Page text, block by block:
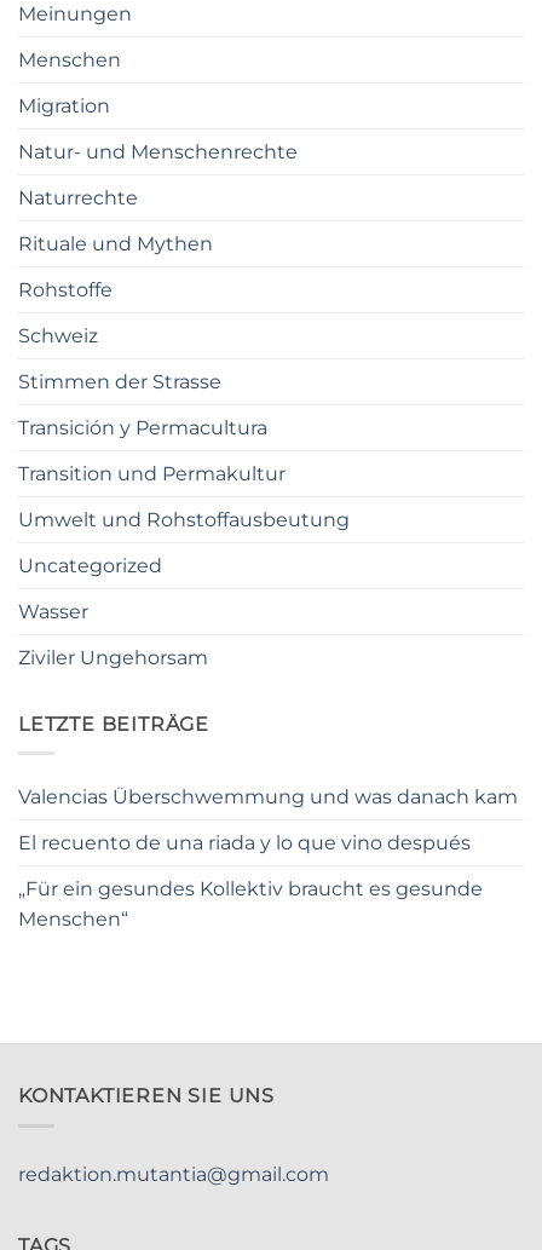
Meinungen
Menschen
Migration
Natur- und Menschenrechte
Naturrechte
Rituale und Mythen
Rohstoffe
Schweiz
Stimmen der Strasse
Transición y Permacultura
Transition und Permakultur
Umwelt und Rohstoffausbeutung
Uncategorized
Wasser
Ziviler Ungehorsam
LETZTE BEITRÄGE
Valencias Überschwemmung und was danach kam
El recuento de una riada y lo que vino después
„Für ein gesundes Kollektiv braucht es gesunde
Menschen“
KONTAKTIEREN SIE UNS
redaktion.mutantia@gmail.com